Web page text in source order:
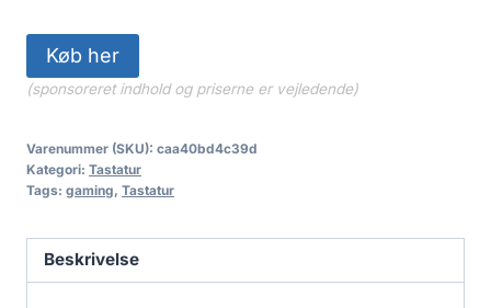
Køb her
(sponsoreret indhold og priserne er vejledende)
Varenummer (SKU): caa40bd4c39d
Kategori: Tastatur
Tags: gaming, Tastatur
Beskrivelse